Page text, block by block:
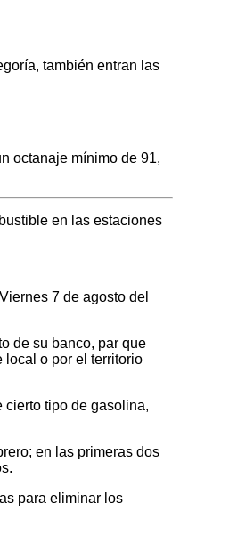
también entran las
octanaje mínimo de 91,
en las estaciones
7 de agosto del
de su banco, par que
local o por el territorio
cierto tipo de gasolina,
en las primeras dos
para eliminar los